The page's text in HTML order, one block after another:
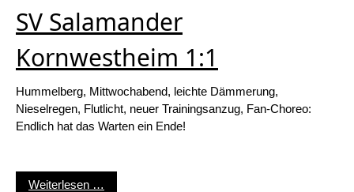
SV Salamander
Kornwestheim 1:1
Hummelberg, Mittwochabend, leichte Dämmerung,
Nieselregen, Flutlicht, neuer Trainingsanzug, Fan-Choreo:
Endlich hat das Warten ein Ende!
Weiterlesen …